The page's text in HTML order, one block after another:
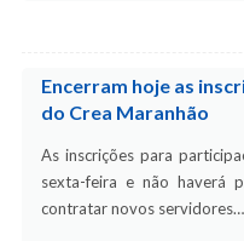
Encerram hoje as
do Crea Maranhão
As inscrições para
sexta-feira e não haverá
contratar novos servidores…